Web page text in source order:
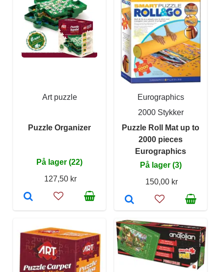
Art puzzle
Puzzle Organizer
På lager (22)
127,50 kr
Eurographics
2000 Stykker
Puzzle Roll Mat up to
2000 pieces
Eurographics
På lager (3)
150,00 kr